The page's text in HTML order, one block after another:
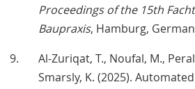
Proceedings of the 15th
Baupraxis, Hamburg,
Al-Zuriqat, T., Noufal, M.,
Smarsly, K. (2025).